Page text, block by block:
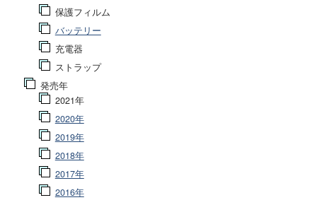
保護フィルム
バッテリー
充電器
ストラップ
発売年
2021年
2020年
2019年
2018年
2017年
2016年